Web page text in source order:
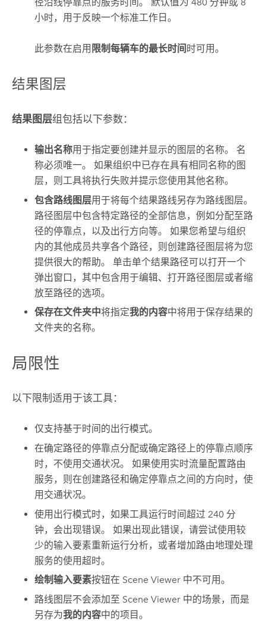
小时，用于反映一个标准工作日。
此参数在启用 限制每辆车的最长时间 时可用。
结果图层
结果图层组包括以下参数：
输出名称用于指定要创建并显示的图层的名称。 名
称必须唯一。 如果组织中已存在具有相同名称的图
层，则工具将执行失败并提示您使用其他名称。
包含路线图层用于将每个结果路线另存为路线图层。
路径图层中包含特定路径的全部信息，例如分配至路
径的停靠点，以及出行方向等。 如果您希望与组织
内的其他成员共享各个路径，则创建路径图层将为您
提供很大的帮助。 单击单个结果路径可以打开一个
弹出窗口，其中包含用于编辑、打开路径图层或者缩
放至路径的选项。
保存在文件夹中将指定我的内容中将用于保存结果的
文件夹的名称。
局限性
以下限制适用于该工具：
仅支持基于时间的出行模式。
在确定路径的停靠点分配或确定路径上的停靠点顺序
时，不使用交通状况。 如果使用实时流量配置路由
服务，则在创建路径和确定停靠点之间的方向时，使
用交通状况。
使用出行模式时，如果工具运行时间超过 240 分
钟，会出现错误。 如果出现此错误，请尝试使用较
少的输入要素重新运行分析，或者增加路由地理处理
服务的使用超时。
绘制输入要素按钮在 Scene Viewer 中不可用。
路线图层不会添加至 Scene Viewer 中的场景，而是
另存为我的内容中的项目。